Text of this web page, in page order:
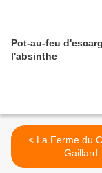
Pot-au-feu
l'absinthe
< La Ferme du Château
Gaillard